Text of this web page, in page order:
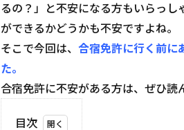
るの？」と不安になる方もいらっ
ができるかどうかも不安ですよね。
そこで今回は、 合宿免許に行く前に
た。
合宿免許に不安がある方は、ぜひ読
目次